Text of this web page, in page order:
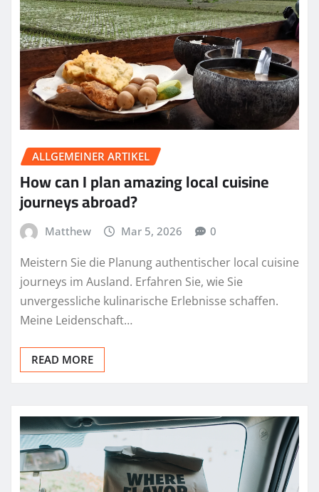
ALLGEMEINER ARTIKEL
How can I plan amazing local cuisine
journeys abroad?
Matthew Mar 5, 2026 0
Meistern Sie die Planung authentischer local cuisine
journeys im Ausland. Erfahren Sie, wie Sie
unvergessliche kulinarische Erlebnisse schaffen.
Meine Leidenschaft…
READ MORE